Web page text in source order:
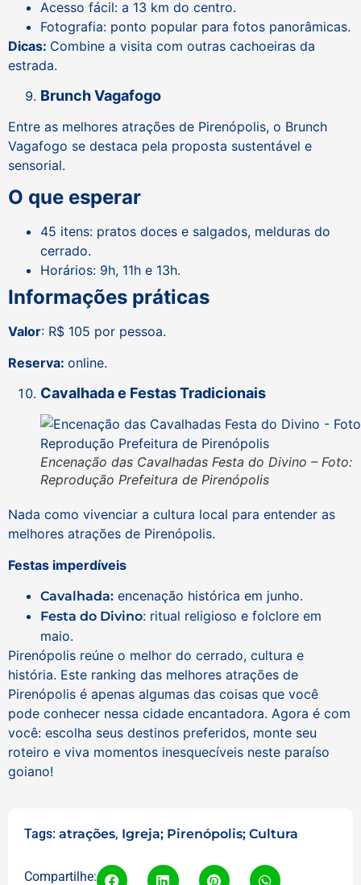
Acesso fácil: a 13 km do centro.
Fotografia: ponto popular para fotos panorâmicas.
Dicas: Combine a visita com outras cachoeiras da
estrada.
Brunch Vagafogo
Entre as melhores atrações de Pirenópolis, o Brunch
Vagafogo se destaca pela proposta sustentável e
sensorial.
O que esperar
45 itens: pratos doces e salgados, melduras do
cerrado.
Horários: 9h, 11h e 13h.
Informações práticas
Valor: R$ 105 por pessoa.
Reserva: online.
Cavalhada e Festas Tradicionais
Encenação das Cavalhadas Festa do Divino – Foto:
Reprodução Prefeitura de Pirenópolis
Nada como vivenciar a cultura local para entender as
melhores atrações de Pirenópolis.
Festas imperdíveis
Cavalhada: encenação histórica em junho.
Festa do Divino: ritual religioso e folclore em
maio.
Pirenópolis reúne o melhor do cerrado, cultura e
história. Este ranking das melhores atrações de
Pirenópolis é apenas algumas das coisas que você
pode conhecer nessa cidade encantadora. Agora é com
você: escolha seus destinos preferidos, monte seu
roteiro e viva momentos inesquecíveis neste paraíso
goiano!
Tags: atrações, Igreja; Pirenópolis; Cultura
Compartilhe: